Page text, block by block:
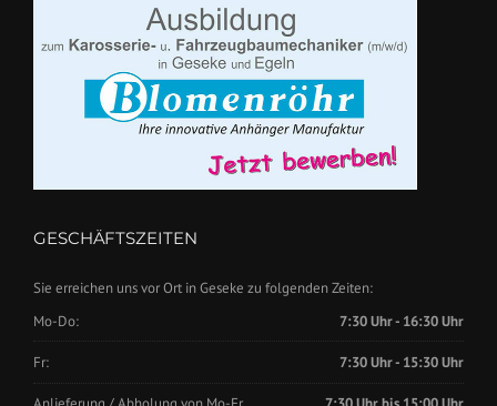
GESCHÄFTSZEITEN
Sie erreichen uns vor Ort in Geseke zu folgenden Zeiten:
Mo-Do:
7:30 Uhr - 16:30 Uhr
Fr: 7:30 Uhr - 15:30 Uhr